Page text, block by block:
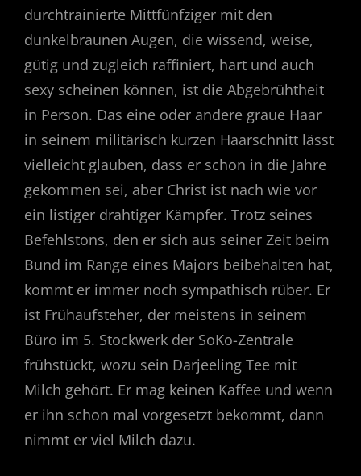
durchtrainierte Mittfünfziger mit den
dunkelbraunen Augen, die wissend, weise,
gütig und zugleich raffiniert, hart und auch
sexy scheinen können, ist die Abgebrühtheit
in Person. Das eine oder andere graue Haar
in seinem militärisch kurzen Haarschnitt lässt
vielleicht glauben, dass er schon in die Jahre
gekommen sei, aber Christ ist nach wie vor
ein listiger drahtiger Kämpfer. Trotz seines
Befehlstons, den er sich aus seiner Zeit beim
Bund im Range eines Majors beibehalten hat,
kommt er immer noch sympathisch rüber. Er
ist Frühaufsteher, der meistens in seinem
Büro im 5. Stockwerk der SoKo-Zentrale
frühstückt, wozu sein Darjeeling Tee mit
Milch gehört. Er mag keinen Kaffee und wenn
er ihn schon mal vorgesetzt bekommt, dann
nimmt er viel Milch dazu.